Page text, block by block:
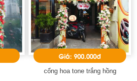
Giá: 900.000đ
cổng hoa tone trắng hồng